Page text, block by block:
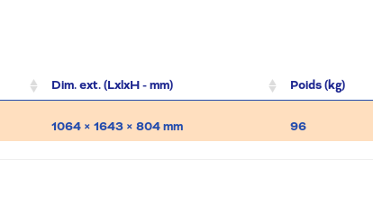
Dim. ext. (LxlxH - mm) Poids (kg)
1064 × 1643 × 804 mm 96